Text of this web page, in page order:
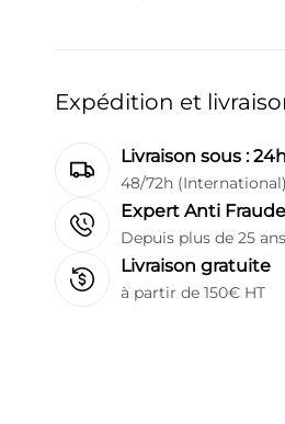
Expédition et
Livraison sous :
48/72h (International)
Expert Anti Fraude
Depuis plus de 25 ans
Livraison gratuite
à partir de 150€ HT